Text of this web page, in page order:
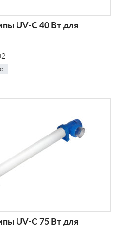
UV-C 40 Вт для
UV-C 75 Вт для